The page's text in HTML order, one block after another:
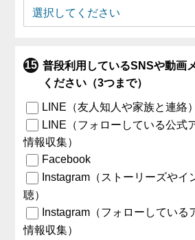
普段利用しているSNSや動画
ください（3つまで）
LINE（友人知人や家族と連絡）
LINE（フォローしている公式
情報収集）
Facebook
Instagram（ストーリーズやイ
聴）
Instagram（フォローしている
情報収集）